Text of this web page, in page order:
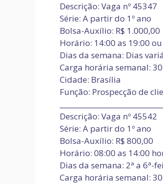
Descrição: Vaga nº 45347
Série: A partir do 1º ano
Bolsa-Auxílio: R$ 1.000,00
Horário: 14:00 as 19:00
Dias da semana: Dias
Carga horária semanal:
Cidade: Brasília
Função: Prospecção de
Descrição: Vaga nº 45542
Série: A partir do 1º ano
Bolsa-Auxílio: R$ 800,00
Horário: 08:00 as 14:00
Dias da semana: 2ª a 6ª-
Carga horária semanal: